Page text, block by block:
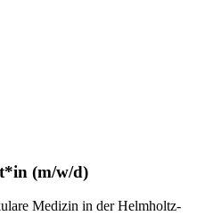
(m/w/d)
Medizin in der Helmholtz-